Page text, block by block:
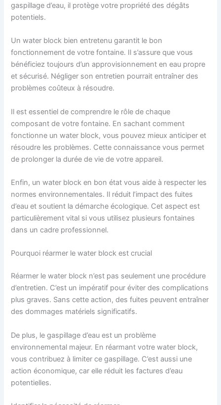
gaspillage d’eau, il protège votre propriété des dégâts
potentiels.
Un water block bien entretenu garantit le bon
fonctionnement de votre fontaine. Il s’assure que vous
bénéficiez toujours d’un approvisionnement en eau propre
et sécurisé. Négliger son entretien pourrait entraîner des
problèmes coûteux à résoudre.
Il est essentiel de comprendre le rôle de chaque
composant de votre fontaine. En sachant comment
fonctionne un water block, vous pouvez mieux anticiper et
résoudre les problèmes. Cette connaissance vous permet
de prolonger la durée de vie de votre appareil.
Enfin, un water block en bon état vous aide à respecter les
normes environnementales. Il réduit l’impact des fuites
d’eau et soutient la démarche écologique. Cet aspect est
particulièrement vital si vous utilisez plusieurs fontaines
dans un cadre professionnel.
Pourquoi réarmer le water block est crucial
Réarmer le water block n’est pas seulement une procédure
d’entretien. C’est un impératif pour éviter des complications
plus graves. Sans cette action, des fuites peuvent entraîner
des dommages matériels significatifs.
De plus, le gaspillage d’eau est un problème
environnemental majeur. En réarmant votre water block,
vous contribuez à limiter ce gaspillage. C’est aussi une
action économique, car elle réduit les factures d’eau
potentielles.